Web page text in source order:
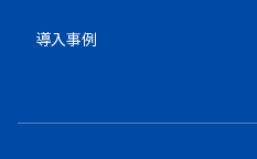
導入事例